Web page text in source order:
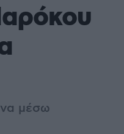
μέσω